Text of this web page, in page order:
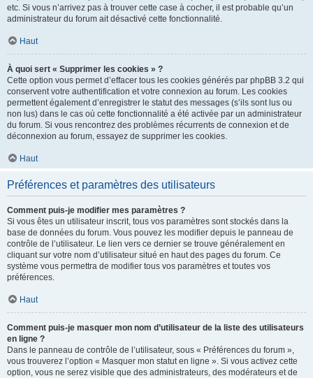
etc. Si vous n’arrivez pas à trouver cette case à cocher, il est probable qu’un
administrateur du forum ait désactivé cette fonctionnalité.
Haut
À quoi sert « Supprimer les cookies » ?
Cette option vous permet d’effacer tous les cookies générés par phpBB 3.2 qui
conservent votre authentification et votre connexion au forum. Les cookies
permettent également d’enregistrer le statut des messages (s’ils sont lus ou
non lus) dans le cas où cette fonctionnalité a été activée par un administrateur
du forum. Si vous rencontrez des problèmes récurrents de connexion et de
déconnexion au forum, essayez de supprimer les cookies.
Haut
Préférences et paramètres des utilisateurs
Comment puis-je modifier mes paramètres ?
Si vous êtes un utilisateur inscrit, tous vos paramètres sont stockés dans la
base de données du forum. Vous pouvez les modifier depuis le panneau de
contrôle de l’utilisateur. Le lien vers ce dernier se trouve généralement en
cliquant sur votre nom d’utilisateur situé en haut des pages du forum. Ce
système vous permettra de modifier tous vos paramètres et toutes vos
préférences.
Haut
Comment puis-je masquer mon nom d’utilisateur de la liste des utilisateurs
en ligne ?
Dans le panneau de contrôle de l’utilisateur, sous « Préférences du forum »,
vous trouverez l’option « Masquer mon statut en ligne ». Si vous activez cette
option, vous ne serez visible que des administrateurs, des modérateurs et de